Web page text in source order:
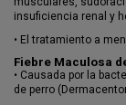
insuficiencia renal y
• El tratamiento a
Fiebre Maculosa
• Causada por la
de perro